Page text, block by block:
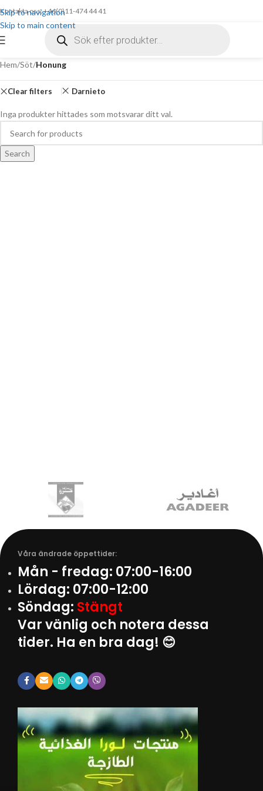
Skip to navigation
Skip to main content
Kontakta oss: +46(0)11-474 44 41
Hem/Söt/Honung
Clear filters Darnieto
Inga produkter hittades som motsvarar ditt val.
Search
Våra ändrade öppettider:
Mån - fredag: 07:00-16:00
Lördag: 07:00-12:00
Söndag: Stängt
Var vänlig och notera dessa
tider. Ha en bra dag! 😊